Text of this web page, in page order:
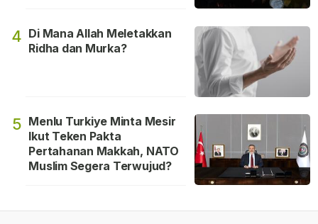
4 Di Mana Allah Meletakkan
Ridha dan Murka?
5 Menlu Turkiye Minta Mesir
Ikut Teken Pakta
Pertahanan Makkah, NATO
Muslim Segera Terwujud?